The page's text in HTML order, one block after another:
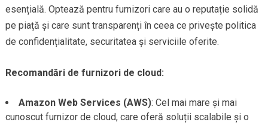
esențială. Optează pentru furnizori care au o reputație solidă
pe piață și care sunt transparenți în ceea ce privește politica
de confidențialitate, securitatea și serviciile oferite.
Recomandări de furnizori de cloud:
Amazon Web Services (AWS): Cel mai mare și mai
cunoscut furnizor de cloud, care oferă soluții scalabile și o